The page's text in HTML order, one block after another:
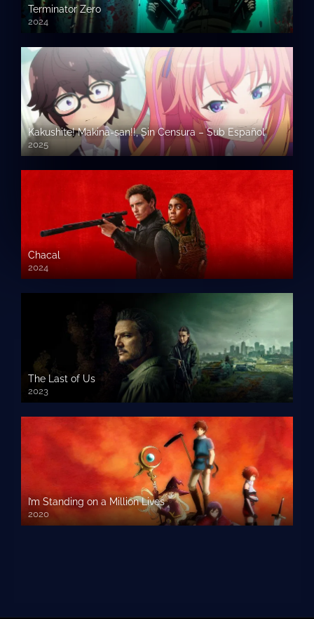
Terminator Zero
2024
Kakushite! Makina-san!!, Sin Censura – Sub Español
2025
Chacal
2024
The Last of Us
2023
I’m Standing on a Million Lives
2020